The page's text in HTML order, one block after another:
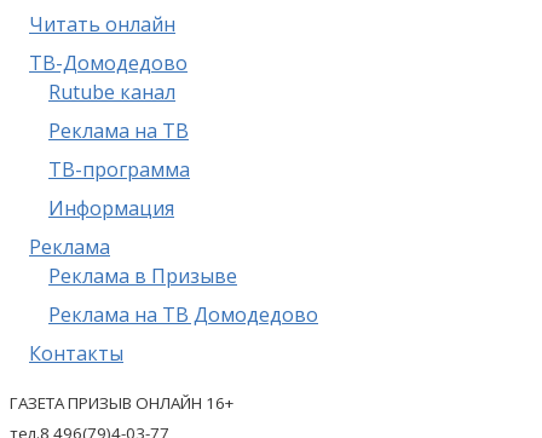
Читать онлайн
ТВ-Домодедово
Rutube канал
Реклама на ТВ
ТВ-программа
Информация
Реклама
Реклама в Призыве
Реклама на ТВ Домодедово
Контакты
ГАЗЕТА ПРИЗЫВ ОНЛАЙН 16+
тел.8 496(79)4-03-77